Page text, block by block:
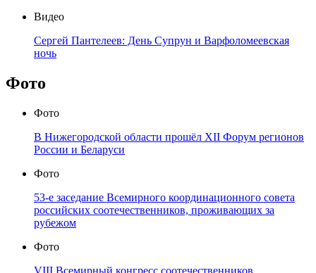
Видео
Сергей Пантелеев: День Супрун и Варфоломеевская
ночь
Фото
Фото
В Нижегородской области прошёл XII Форум регионов
России и Беларуси
Фото
53-е заседание Всемирного координационного совета
российских соотечественников, проживающих за
рубежом
Фото